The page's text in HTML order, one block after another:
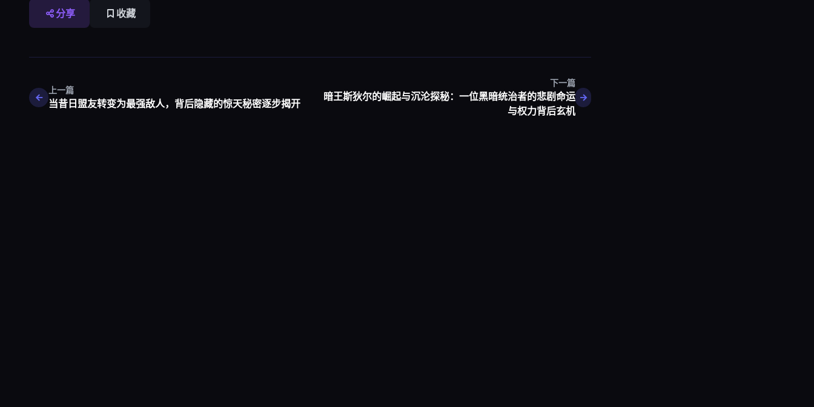
分享 收藏
上一篇
当昔日盟友转变为最强敌人，背后隐藏的惊天秘密逐步揭开
下一篇
暗王斯狄尔的崛起与沉沦探秘：一位黑暗统治者的悲剧命运
与权力背后玄机